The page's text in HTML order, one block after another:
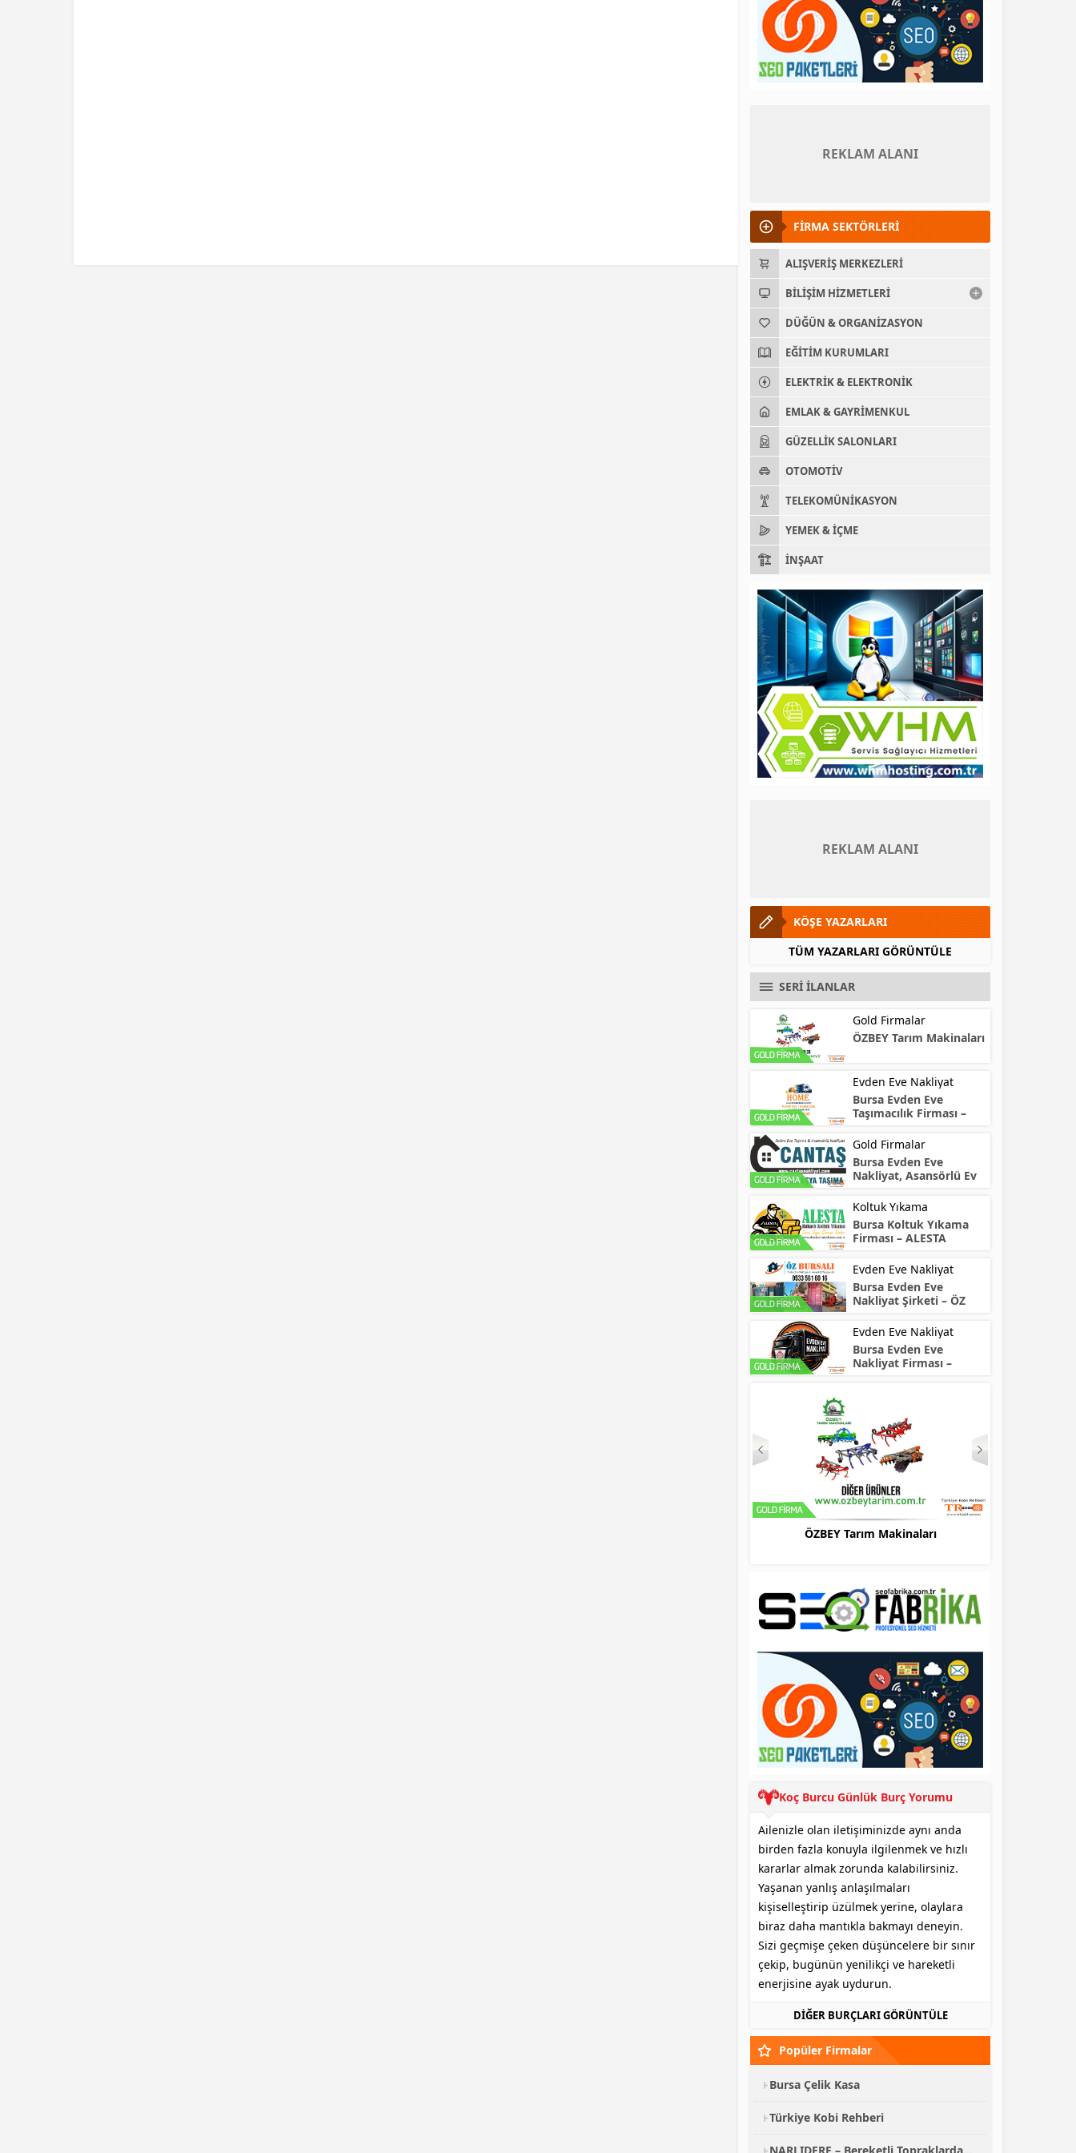
REKLAM ALANI
FİRMA SEKTÖRLERİ
ALIŞVERIŞ MERKEZLERI
BILIŞIM HIZMETLERI
DÜĞÜN & ORGANIZASYON
EĞITIM KURUMLARI
ELEKTRIK & ELEKTRONIK
EMLAK & GAYRIMENKUL
GÜZELLIK SALONLARI
OTOMOTIV
TELEKOMÜNIKASYON
YEMEK & İÇME
İNŞAAT
REKLAM ALANI
KÖŞE YAZARLARI
TÜM YAZARLARI GÖRÜNTÜLE
SERİ İLANLAR
Gold Firmalar
ÖZBEY Tarım Makinaları
Evden Eve Nakliyat
Bursa Evden Eve
Taşımacılık Firması –
Gold Firmalar
Bursa Evden Eve
Nakliyat, Asansörlü Ev
Koltuk Yıkama
Bursa Koltuk Yıkama
Firması – ALESTA
Evden Eve Nakliyat
Bursa Evden Eve
Nakliyat Şirketi – ÖZ
Evden Eve Nakliyat
Bursa Evden Eve
Nakliyat Firması –
Bursa Evden Eve Taşımacılık Firması –
Koç Burcu Günlük Burç Yorumu
Ailenizle olan iletişiminizde aynı anda
birden fazla konuyla ilgilenmek ve hızlı
kararlar almak zorunda kalabilirsiniz.
Yaşanan yanlış anlaşılmaları
kişiselleştirip üzülmek yerine, olaylara
biraz daha mantıkla bakmayı deneyin.
Sizi geçmişe çeken düşüncelere bir sınır
çekip, bugünün yenilikçi ve hareketli
enerjisine ayak uydurun.
DİĞER BURÇLARI GÖRÜNTÜLE
Popüler Firmalar
Bursa Çelik Kasa
Türkiye Kobi Rehberi